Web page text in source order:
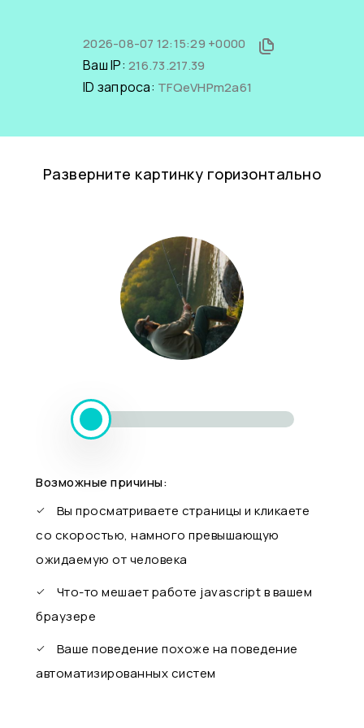
2026-08-07 12:15:29 +0000
Ваш IP: 216.73.217.39
ID запроса: TFQeVHPm2a61
Разверните картинку горизонтально
Возможные причины:
Вы просматриваете страницы и кликаете
со скоростью, намного превышающую
ожидаемую от человека
Что-то мешает работе javascript в вашем
браузере
Ваше поведение похоже на поведение
автоматизированных систем